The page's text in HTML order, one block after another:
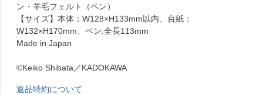
ン・羊毛フェルト（ペン）
【サイズ】本体：W128×H133mm以内、台紙：
W132×H170mm、ペン:全長113mm
Made in Japan
©Keiko Shibata／KADOKAWA
返品特約について